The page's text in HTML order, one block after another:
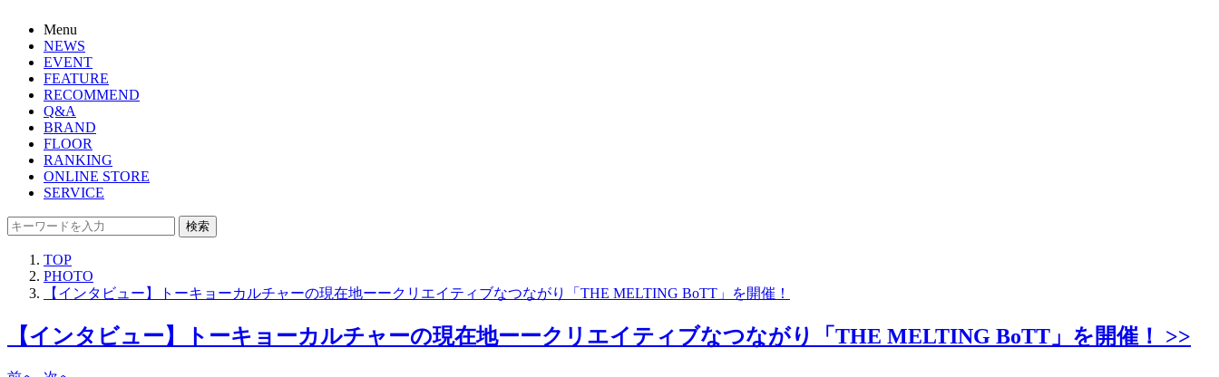
Menu
NEWS
EVENT
FEATURE
RECOMMEND
Q&A
BRAND
FLOOR
RANKING
ONLINE STORE
SERVICE
検索
TOP
PHOTO
【インタビュー】トーキョーカルチャーの現在地ーークリエイティブなつながり「THE MELTING BoTT」を開催！
【インタビュー】トーキョーカルチャーの現在地ーークリエイティブなつながり「THE MELTING BoTT」を開催！ >>